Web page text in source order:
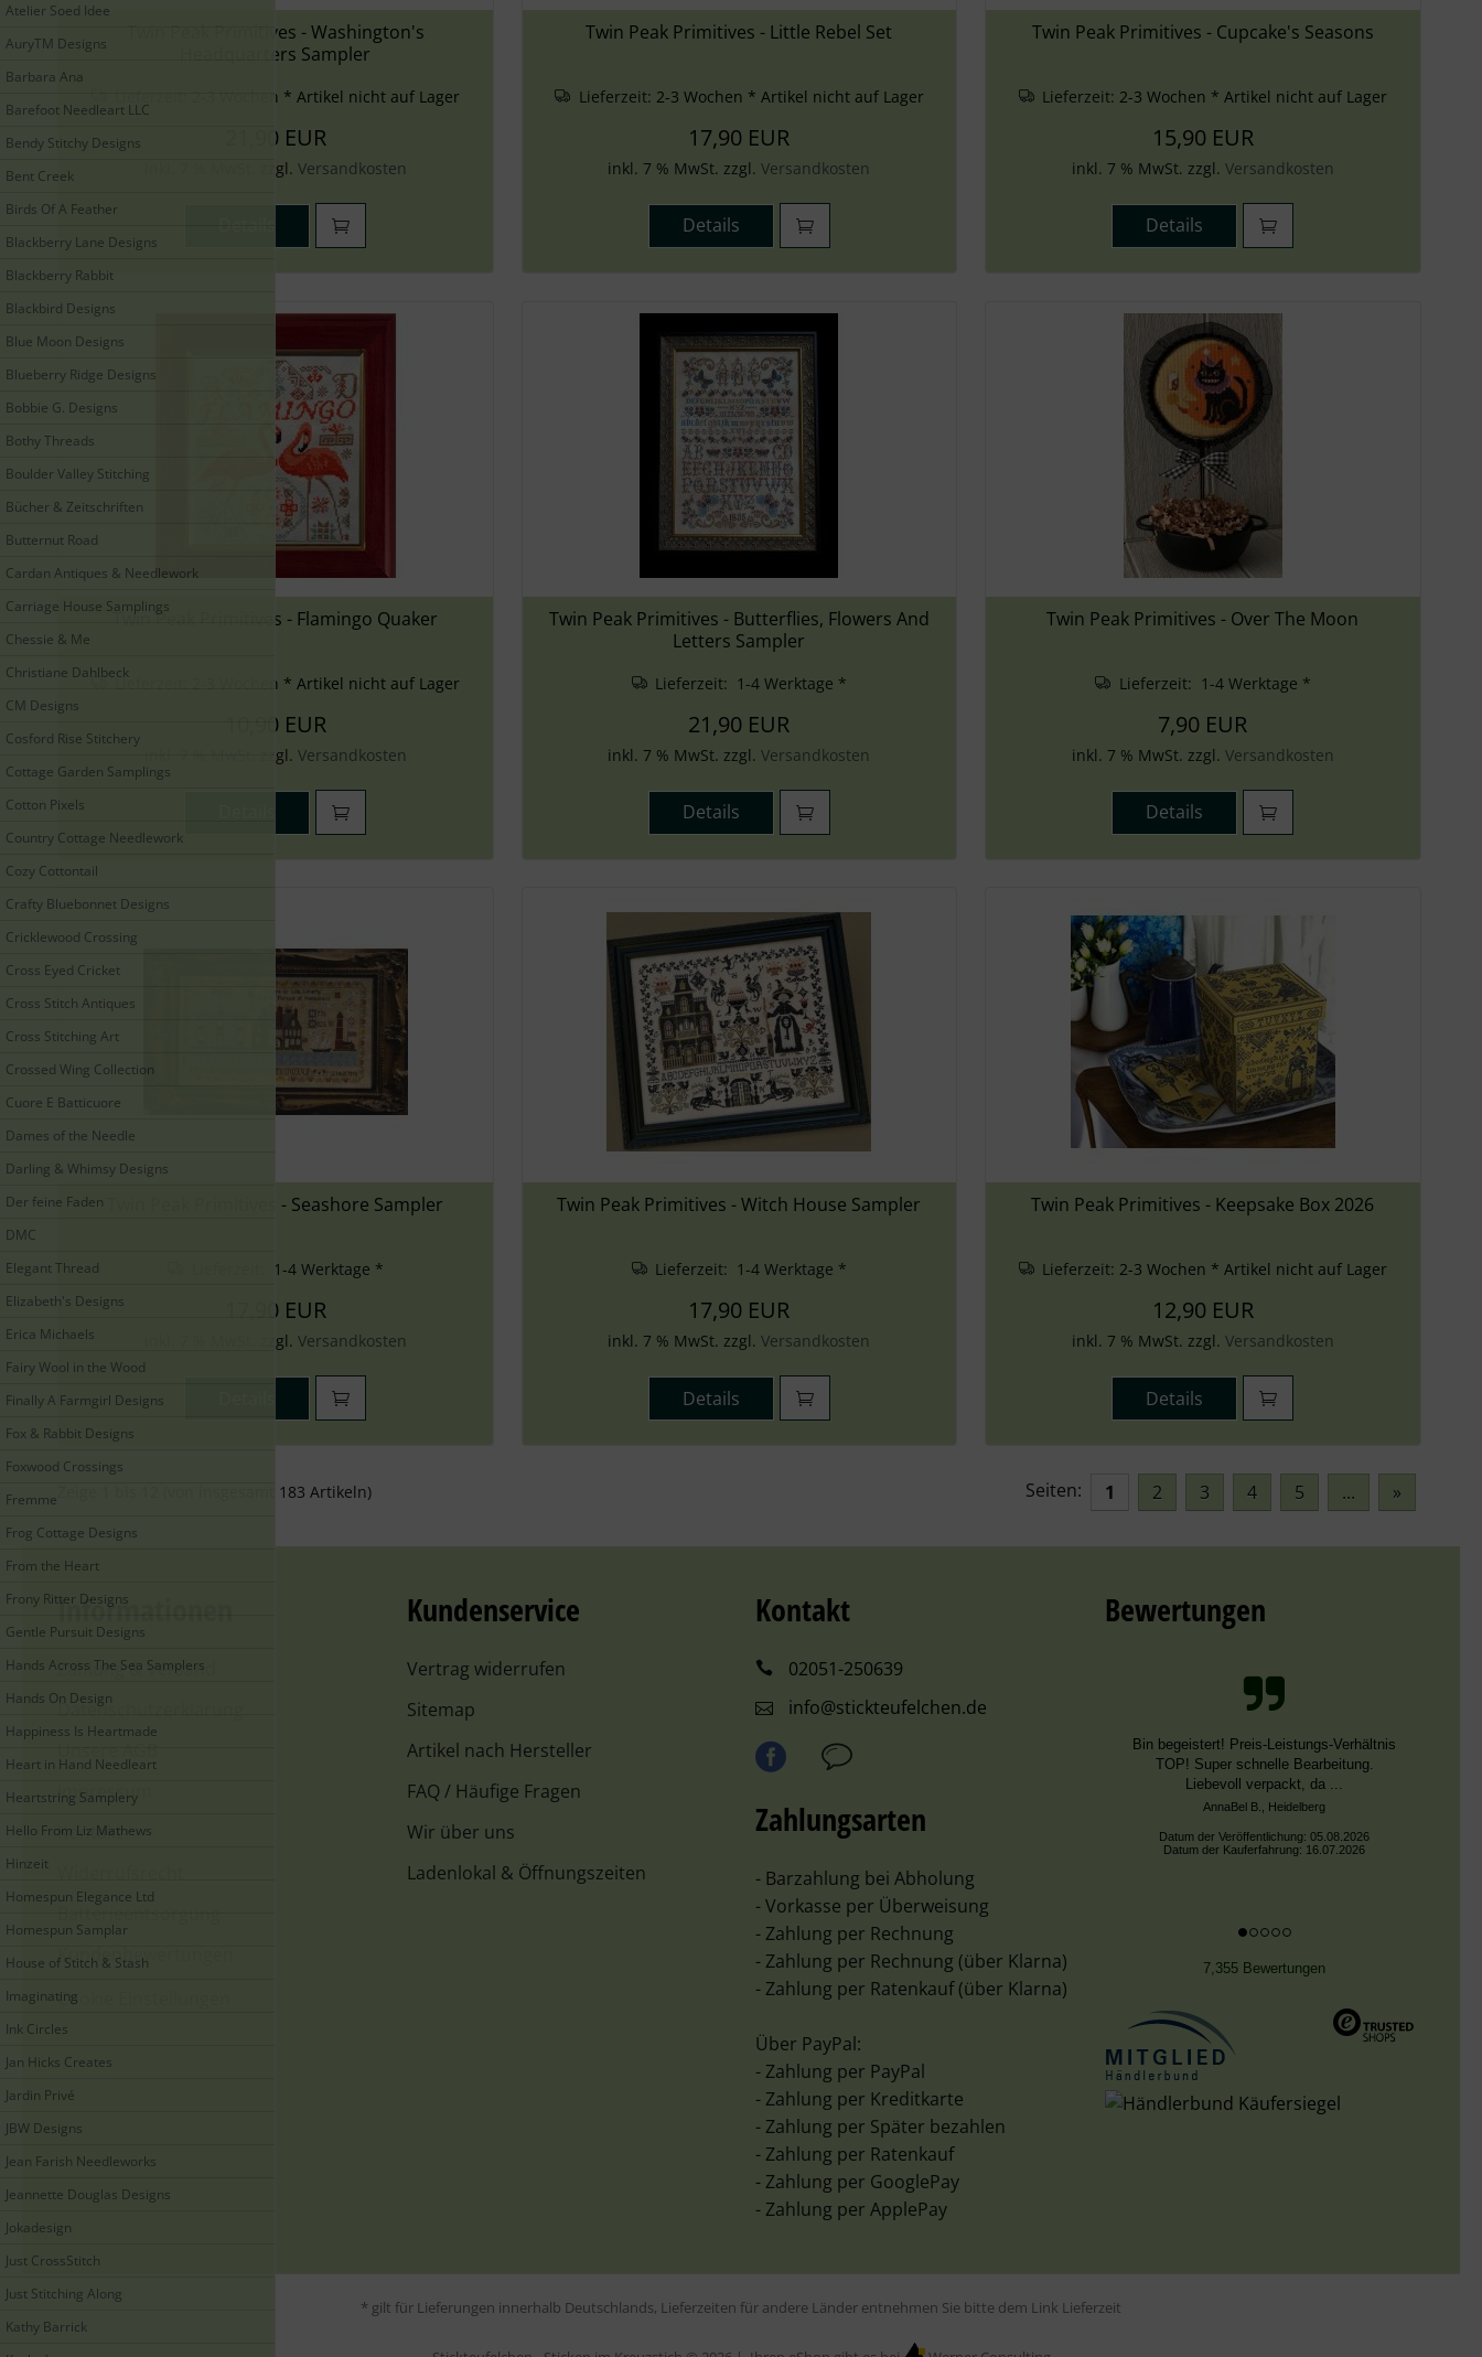
Atelier Soed Idee
AuryTM Designs
Barbara Ana
Barefoot Needleart LLC
Bendy Stitchy Designs
Bent Creek
Birds Of A Feather
Blackberry Lane Designs
Blackberry Rabbit
Blackbird Designs
Blue Moon Designs
Blueberry Ridge Designs
Bobbie G. Designs
Bothy Threads
Boulder Valley Stitching
Bücher & Zeitschriften
Butternut Road
Cardan Antiques & Needlework
Carriage House Samplings
Chessie & Me
Christiane Dahlbeck
CM Designs
Cosford Rise Stitchery
Cottage Garden Samplings
Cotton Pixels
Country Cottage Needlework
Cozy Cottontail
Crafty Bluebonnet Designs
Cricklewood Crossing
Cross Eyed Cricket
Cross Stitch Antiques
Cross Stitching Art
Crossed Wing Collection
Cuore E Batticuore
Dames of the Needle
Darling & Whimsy Designs
Der feine Faden
DMC
Elegant Thread
Elizabeth's Designs
Erica Michaels
Fairy Wool in the Wood
Finally A Farmgirl Designs
Fox & Rabbit Designs
Foxwood Crossings
Fremme
Frog Cottage Designs
From the Heart
Frony Ritter Designs
Gentle Pursuit Designs
Hands Across The Sea Samplers
Hands On Design
Happiness Is Heartmade
Heart in Hand Needleart
Heartstring Samplery
Hello From Liz Mathews
Hinzeit
Homespun Elegance Ltd
Homespun Samplar
House of Stitch & Stash
Imaginating
Ink Circles
Jan Hicks Creates
Jardin Privé
JBW Designs
Jean Farish Needleworks
Jeannette Douglas Designs
Jokadesign
Just CrossStitch
Just Stitching Along
Kathy Barrick
Twin Peak Primitives - Washington's
Headquarters Sampler
2-3 Wochen * Artikel nicht auf Lager
21,90 EUR
inkl. 7 % MwSt. zzgl. Versandkosten
Twin Peak Primitives - Little Rebel Set
Lieferzeit: 2-3 Wochen * Artikel nicht auf Lager
17,90 EUR
inkl. 7 % MwSt. zzgl.Versandkosten
Details
Twin Peak Primitives - Cupcake's Seasons
Lieferzeit: 2-3 Wochen * Artikel nicht auf Lager
15,90 EUR
inkl. 7 % MwSt. zzgl. Versandkosten
Details
Twin Peak Primitives - Flamingo Quaker
Lieferzeit: 2-3 Wochen * Artikel nicht auf Lager
10,90 EUR
inkl. 7 % MwSt. zzgl. Versandkosten
Twin Peak Primitives - Butterflies, Flowers And
Letters Sampler
Lieferzeit: 1-4 Werktage *
21,90 EUR
inkl. 7 % MwSt. zzgl.Versandkosten
Details
Twin Peak Primitives - Over The Moon
Lieferzeit: 1-4 Werktage *
7,90 EUR
inkl. 7 % MwSt. zzgl. Versandkosten
Details
Twin Peak Primitives - Seashore Sampler
Lieferzeit: 1-4 Werktage *
17,90 EUR
inkl. 7 % MwSt. zzgl. Versandkosten
Twin Peak Primitives - Witch House Sampler
Lieferzeit: 1-4 Werktage *
17,90 EUR
inkl. 7 % MwSt. zzgl.Versandkosten
Details
Twin Peak Primitives - Keepsake Box 2026
Lieferzeit: 2-3 Wochen * Artikel nicht auf Lager
12,90 EUR
inkl. 7 % MwSt. zzgl. Versandkosten
Details
183 Artikeln) Seiten: 1 2 3 4 5 ... »
Informationen
Zahlung & Versand
Datenschutzerklärung
Impressum
Kontakt
Kundenbewertungen
Cookie Einstellungen
Kundenservice
Vertrag widerrufen
Sitemap
Artikel nach Hersteller
FAQ / Häufige Fragen
Wir über uns
Ladenlokal & Öffnungszeiten
Kontakt
02051-250639
info@stickteufelchen.de
Zahlungsarten
- Barzahlung bei Abholung
- Vorkasse per Überweisung
- Zahlung per Rechnung
- Zahlung per Rechnung (über Klarna)
- Zahlung per Ratenkauf (über Klarna)
Über PayPal:
- Zahlung per PayPal
- Zahlung per Kreditkarte
- Zahlung per Später bezahlen
- Zahlung per Ratenkauf
- Zahlung per GooglePay
- Zahlung per ApplePay
Bewertungen
Schnelle Bearbeitung, nur leider falsche
Farben, die aber dieselben DMC Nummern
trugen.
Datum der Veröffentlichung: 02.08.2026
Datum der Kauferfahrung: 13.07.2026
7,355 Bewertungen
* gilt für Lieferungen innerhalb Deutschlands, Lieferzeiten für andere Länder entnehmen Sie bitte dem Link Lieferzeit